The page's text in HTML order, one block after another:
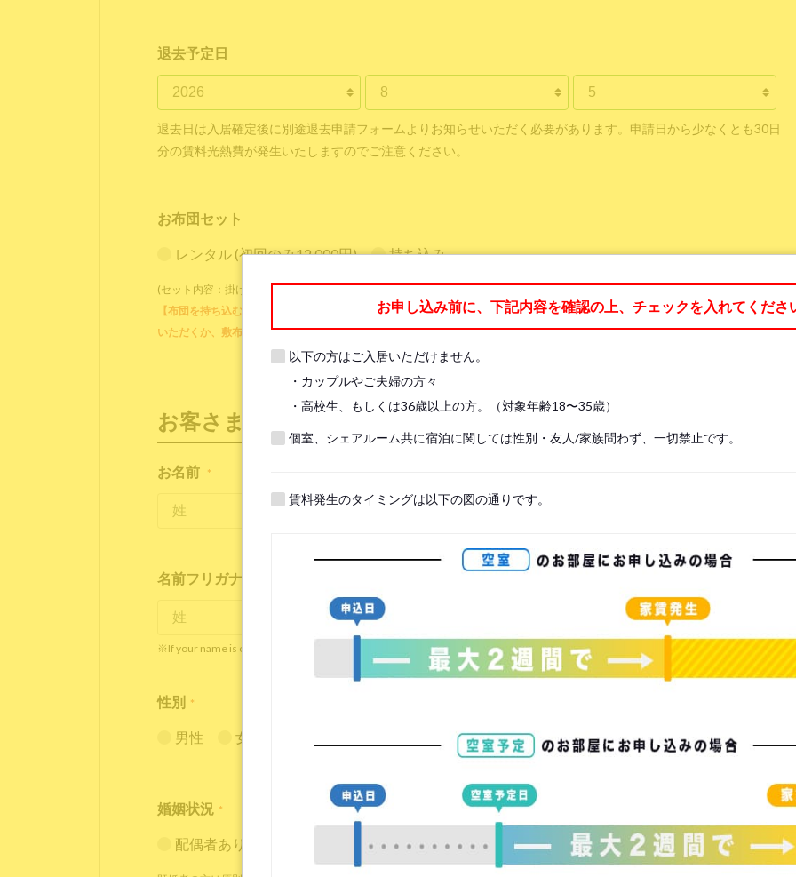
退去予定日
退去日は入居確定後に別途退去申請フォームよりお知らせいただく必要があります。申請日から少なくとも30日
分の賃料光熱費が発生いたしますのでご注意ください。
お布団セット
レンタル (初回のみ12,000円) 持ち込み
(セット内容：掛け布団、掛け布団カバー、ブランケット、枕、枕カバー、ベッドパッド、シーツの7点)
【布団を持ち込む方】各ベッドに備え付けのマットレスに直接寝ることはできません。 必ずベッドパッド を敷き、シーツをご使用
いただくか、敷布団をご用意ください。他に、枕や掛け布団をご持参ください。
お客さま情報
お名前 *
名前フリガナ(ローマ字)
※If your name is originally spelled in roman letters, please write your name again.
性別 *
男性 女性
婚姻状況 *
配偶者あり（入居条件あり） 配偶者なし
お申し込み前に、下記内容を確認の上、チェックを入れてくださ
以下の方はご入居いただけません。
・カップルやご夫婦の方々
・高校生、もしくは36歳以上の方。（対象年齢18〜35歳）
個室、シェアルーム共に宿泊に関しては性別・友人/家族問わず、一切禁止です。
賃料発生のタイミングは以下の図の通りです。